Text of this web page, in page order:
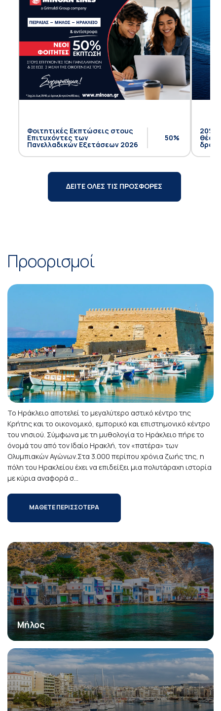
Φοιτητικές Εκπτώσεις στους
Επιτυχόντες των
Πανελλαδικών Εξετάσεων 2026
50%
20%
θέση
ΔΕΙΤΕ ΟΛΕΣ ΤΙΣ ΠΡΟΣΦΟΡΕΣ
Προορισμοί
Το Ηράκλειο αποτελεί το μεγαλύτερο αστικό κέντρο της
Κρήτης και το οικονομικό, εμπορικό και επιστημονικό κέντρο
του νησιού. Σύμφωνα με τη μυθολογία το Ηράκλειο πήρε το
όνομά του από τον Ιδαίο Ηρακλή, τον «πατέρα» των
Ολυμπιακών Αγώνων.Στα 3.000 περίπου χρόνια ζωής της, η
πόλη του Ηρακλείου έχει να επιδείξει μια πολυτάραχη ιστορία
με κύρια αναφορά σ...
ΜΑΘΕΤΕ ΠΕΡΙΣΣΟΤΕΡΑ
Μήλος